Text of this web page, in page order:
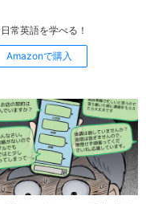
常英語を学べる！
Amazonで購入